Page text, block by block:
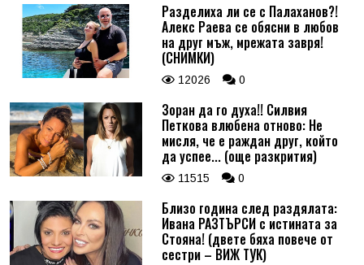
Разделиха ли се с Палаханов?!
Алекс Раева се обясни в любов
на друг мъж, мрежата завря!
(СНИМКИ)
12026 0
Зоран да го духа!! Силвия
Петкова влюбена отново: Не
мисля, че е раждан друг, който
да успее... (още разкрития)
11515 0
Близо година след раздялата:
Ивана РАЗТЪРСИ с истината за
Стояна! (двете бяха повече от
сестри – ВИЖ ТУК)